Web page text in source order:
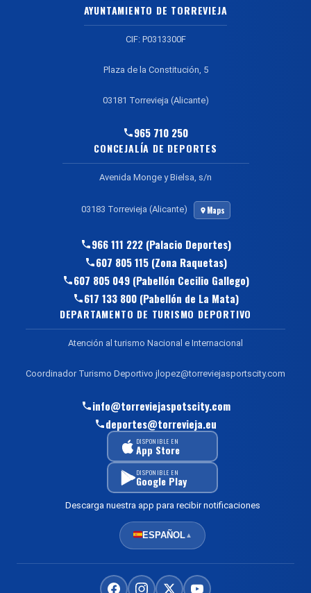
AYUNTAMIENTO DE TORREVIEJA
CIF: P0313300F
Plaza de la Constitución, 5
03181 Torrevieja (Alicante)
965 710 250
CONCEJALÍA DE DEPORTES
Avenida Monge y Bielsa, s/n
03183 Torrevieja (Alicante) Maps
966 111 222 (Palacio Deportes)
607 805 115 (Zona Raquetas)
607 805 049 (Pabellón Cecilio Gallego)
617 133 800 (Pabellón de La Mata)
DEPARTAMENTO DE TURISMO DEPORTIVO
Atención al turismo Nacional e Internacional
Coordinador Turismo Deportivo jlopez@torreviejasportscity.com
info@torreviejaspotscity.com
deportes@torrevieja.eu
DISPONIBLE EN
App Store
DISPONIBLE EN
Google Play
Descarga nuestra app para recibir notificaciones
ESPAÑOL▲